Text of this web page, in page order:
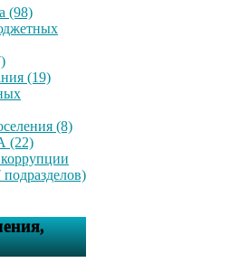
(98)
(19)
(8)
(22)